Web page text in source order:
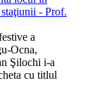
a
Ocna,
Şilochi i-a
cu titlul